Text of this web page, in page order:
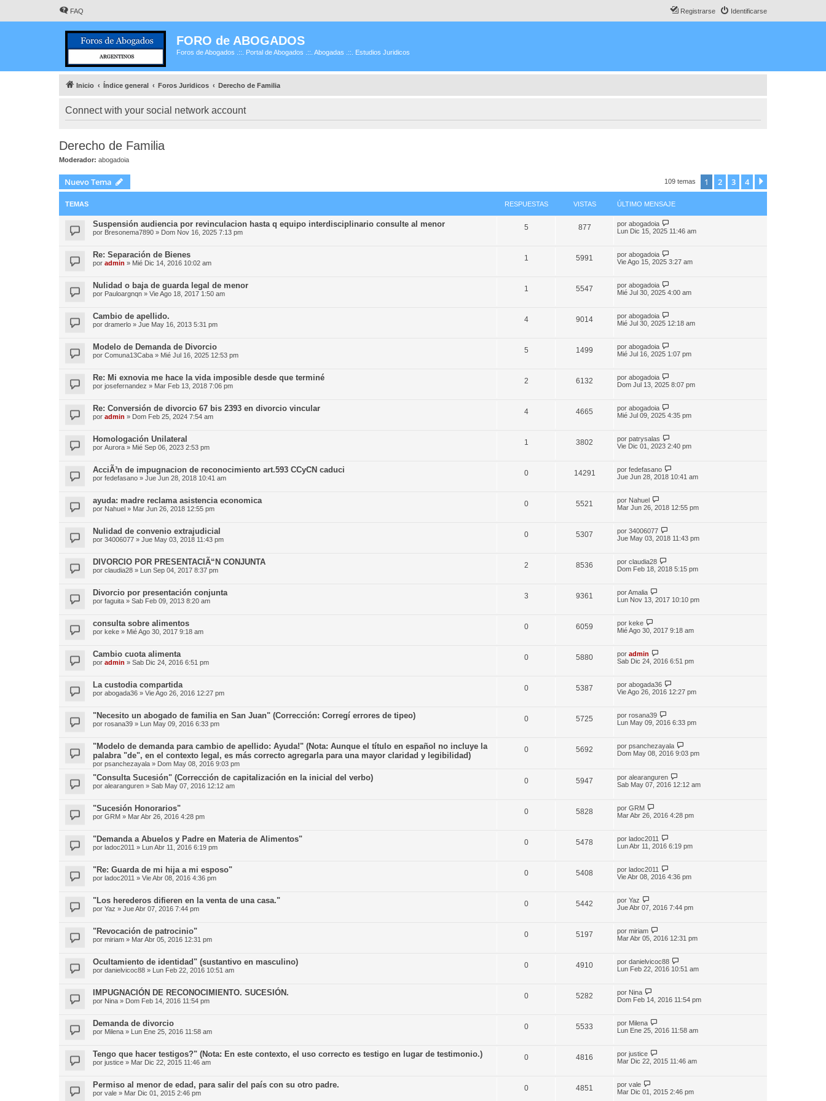
FAQ Identificarse
Registrarse
FORO de ABOGADOS
Foros de Abogados .::. Portal de Abogados .::. Abogadas .::. Estudios Juridicos
Inicio Índice general Foros Juridicos Derecho de Familia
Connect with your social network account
Derecho de Familia
Moderador: abogadoia
Nuevo Tema 109 temas 1 2 3 4
TEMAS RESPUESTAS VISTAS ÚLTIMO MENSAJE
Suspensión audiencia por revinculacion hasta q equipo interdisciplinario consulte al menor
por Bresonema7890 » Dom Nov 16, 2025 7:13 pm
5 877 por abogadoia
Lun Dic 15, 2025 11:46 am
Re: Separación de Bienes
por admin » Mié Dic 14, 2016 10:02 am
1 5991 por abogadoia
Vie Ago 15, 2025 3:27 am
Nulidad o baja de guarda legal de menor
por Pauloargnqn » Vie Ago 18, 2017 1:50 am
1 5547 por abogadoia
Mié Jul 30, 2025 4:00 am
Cambio de apellido.
por dramerlo » Jue May 16, 2013 5:31 pm
4 9014 por abogadoia
Mié Jul 30, 2025 12:18 am
Modelo de Demanda de Divorcio
por Comuna13Caba » Mié Jul 16, 2025 12:53 pm
5 1499 por abogadoia
Mié Jul 16, 2025 1:07 pm
Re: Mi exnovia me hace la vida imposible desde que terminé
por josefernandez » Mar Feb 13, 2018 7:06 pm
2 6132 por abogadoia
Dom Jul 13, 2025 8:07 pm
Re: Conversión de divorcio 67 bis 2393 en divorcio vincular
por admin » Dom Feb 25, 2024 7:54 am
4 4665 por abogadoia
Mié Jul 09, 2025 4:35 pm
Homologación Unilateral
por Aurora » Mié Sep 06, 2023 2:53 pm
1 3802 por patrysalas
Vie Dic 01, 2023 2:40 pm
AcciÃ³n de impugnacion de reconocimiento art.593 CCyCN caduci
por fedefasano » Jue Jun 28, 2018 10:41 am
0 14291 por fedefasano
Jue Jun 28, 2018 10:41 am
ayuda: madre reclama asistencia economica
por Nahuel » Mar Jun 26, 2018 12:55 pm
0 5521 por Nahuel
Mar Jun 26, 2018 12:55 pm
Nulidad de convenio extrajudicial
por 34006077 » Jue May 03, 2018 11:43 pm
0 5307 por 34006077
Jue May 03, 2018 11:43 pm
DIVORCIO POR PRESENTACIÃ“N CONJUNTA
por claudia28 » Lun Sep 04, 2017 8:37 pm
2 8536 por claudia28
Dom Feb 18, 2018 5:15 pm
Divorcio por presentación conjunta
por faguita » Sab Feb 09, 2013 8:20 am
3 9361 porAmalia
Lun Nov 13, 2017 10:10 pm
consulta sobre alimentos
por keke » Mié Ago 30, 2017 9:18 am
0 6059 por keke
Mié Ago 30, 2017 9:18 am
Cambio cuota alimenta
por admin » Sab Dic 24, 2016 6:51 pm
0 5880 por admin
Sab Dic 24, 2016 6:51 pm
La custodia compartida
por abogada36 » Vie Ago 26, 2016 12:27 pm
0 5387 por abogada36
Vie Ago 26, 2016 12:27 pm
"Necesito un abogado de familia en San Juan" (Corrección: Corregí errores de tipeo)
por rosana39 » Lun May 09, 2016 6:33 pm
0 5725 por rosana39
Lun May 09, 2016 6:33 pm
"Modelo de demanda para cambio de apellido: Ayuda!" (Nota: Aunque el título en español no incluye la
palabra "de", en el contexto legal, es más correcto agregarla para una mayor claridad y legibilidad)
por psanchezayala » Dom May 08, 2016 9:03 pm
0 5692 por psanchezayala
Dom May 08, 2016 9:03 pm
"Consulta Sucesión" (Corrección de capitalización en la inicial del verbo)
por alearanguren » Sab May 07, 2016 12:12 am
0 5947 por alearanguren
Sab May 07, 2016 12:12 am
"Sucesión Honorarios"
por GRM » Mar Abr 26, 2016 4:28 pm
0 5828 por GRM
Mar Abr 26, 2016 4:28 pm
"Demanda a Abuelos y Padre en Materia de Alimentos"
por ladoc2011 » Lun Abr 11, 2016 6:19 pm
0 5478 por ladoc2011
Lun Abr 11, 2016 6:19 pm
"Re: Guarda de mi hija a mi esposo"
por ladoc2011 » Vie Abr 08, 2016 4:36 pm
0 5408 por ladoc2011
Vie Abr 08, 2016 4:36 pm
"Los herederos difieren en la venta de una casa."
por Yaz » Jue Abr 07, 2016 7:44 pm
0 5442 por Yaz
Jue Abr 07, 2016 7:44 pm
"Revocación de patrocinio"
por miriam » Mar Abr 05, 2016 12:31 pm
0 5197 por miriam
Mar Abr 05, 2016 12:31 pm
Ocultamiento de identidad" (sustantivo en masculino)
por danielvicoc88 » Lun Feb 22, 2016 10:51 am
0 4910 por danielvicoc88
Lun Feb 22, 2016 10:51 am
IMPUGNACIÓN DE RECONOCIMIENTO. SUCESIÓN.
por Nina » Dom Feb 14, 2016 11:54 pm
0 5282 por Nina
Dom Feb 14, 2016 11:54 pm
Demanda de divorcio
por Milena » Lun Ene 25, 2016 11:58 am
0 5533 por Milena
Lun Ene 25, 2016 11:58 am
Tengo que hacer testigos?" (Nota: En este contexto, el uso correcto es testigo en lugar de testimonio.)
por justice » Mar Dic 22, 2015 11:46 am
0 4816 por justice
Mar Dic 22, 2015 11:46 am
Permiso al menor de edad, para salir del país con su otro padre.
por vale » Mar Dic 01, 2015 2:46 pm
0 4851 por vale
Mar Dic 01, 2015 2:46 pm